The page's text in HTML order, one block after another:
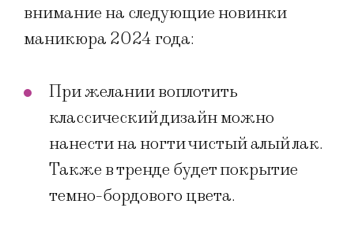
внимание на следующие новинки
маникюра 2024 года:
При желании воплотить
классический дизайн можно
нанести на ногти чистый алый лак.
Также в тренде будет покрытие
темно-бордового цвета.